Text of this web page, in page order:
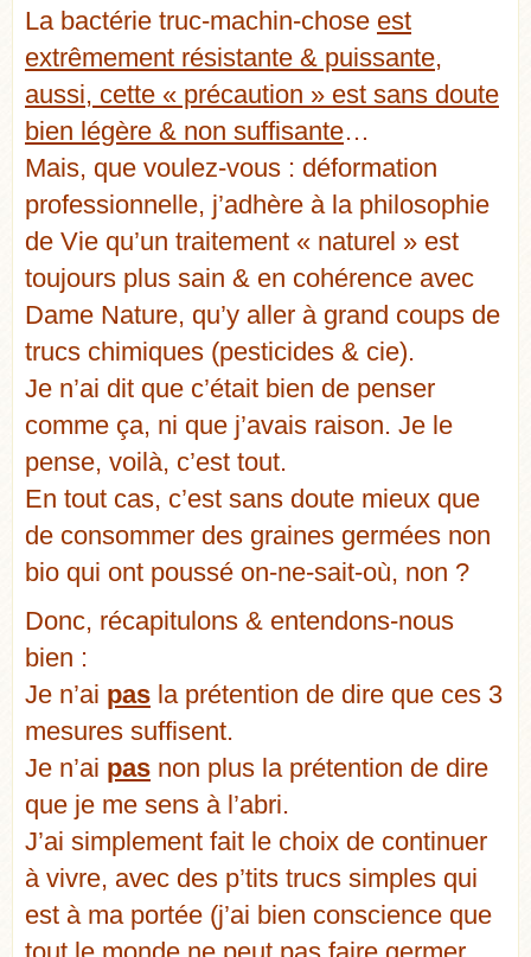
La bactérie truc-machin-chose est
extrêmement résistante & puissante,
aussi, cette « précaution » est sans doute
bien légère & non suffisante…
Mais, que voulez-vous : déformation
professionnelle, j’adhère à la philosophie
de Vie qu’un traitement « naturel » est
toujours plus sain & en cohérence avec
Dame Nature, qu’y aller à grand coups de
trucs chimiques (pesticides & cie).
Je n’ai dit que c’était bien de penser
comme ça, ni que j’avais raison. Je le
pense, voilà, c’est tout.
En tout cas, c’est sans doute mieux que
de consommer des graines germées non
bio qui ont poussé on-ne-sait-où, non ?
Donc, récapitulons & entendons-nous
bien :
Je n’ai pas la prétention de dire que ces 3
mesures suffisent.
Je n’ai pas non plus la prétention de dire
que je me sens à l’abri.
J’ai simplement fait le choix de continuer
à vivre, avec des p’tits trucs simples qui
est à ma portée (j’ai bien conscience que